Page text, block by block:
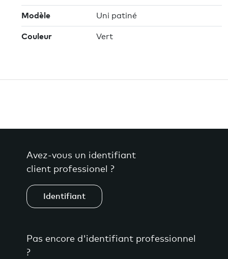
Modèle Uni patiné
Couleur Vert
Avez-vous un identifiant
client professionel ?
Identifiant
Pas encore d'identifiant professionnel
?